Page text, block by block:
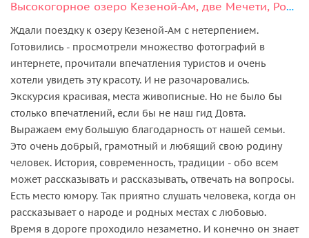
Высокогорное озеро Кезеной-Ам, две Мечети, Родник и город Хой
Ждали поездку к озеру Кезеной-Ам с нетерпением.
Готовились - просмотрели множество фотографий в
интернете, прочитали впечатления туристов и очень
хотели увидеть эту красоту. И не разочаровались.
Экскурсия красивая, места живописные. Но не было бы
столько впечатлений, если бы не наш гид Довта.
Выражаем ему большую благодарность от нашей семьи.
Это очень добрый, грамотный и любящий свою родину
человек. История, современность, традиции - обо всем
может рассказывать и рассказывать, отвечать на вопросы.
Есть место юмору. Так приятно слушать человека, когда он
рассказывает о народе и родных местах с любовью.
Время в дороге проходило незаметно. И конечно он знает